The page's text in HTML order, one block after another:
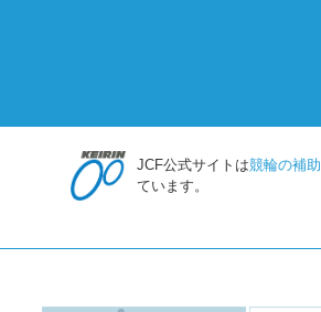
JCF公式サイトは競輪の補助
ています。